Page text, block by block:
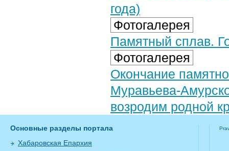
года)
Фотогалерея
Памятный сплав.
Фотогалерея
Окончание
Муравьева-
возродим родной
Основные разделы портала
Хабаровская Епархия